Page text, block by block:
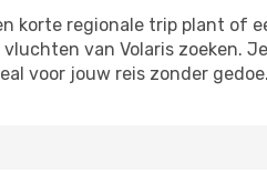
korte regionale trip plant of
van Volaris zoeken.
voor jouw reis zonder gedoe.